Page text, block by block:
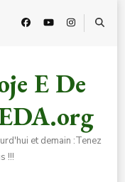
E De
et demain :Tenez
!!!